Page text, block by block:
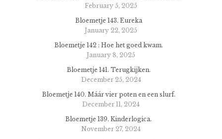
February 5, 2025
Bloemetje 143. Eureka
January 22, 2025
Bloemetje 142 : Hoe het goed kwam.
January 8, 2025
Bloemetje 141. Terugkijken.
December 25, 2024
Bloemetje 140. Máár vier poten en een slurf.
December 11, 2024
Bloemetje 139. Kinderlogica.
November 27, 2024